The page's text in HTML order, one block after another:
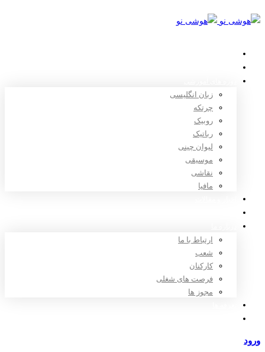
زبان انگلیسی
چرتکه
روبیک
رباتیک
لیوان چینی
موسیقی
نقاشی
مافیا
ارتباط با ما
شعب
کارکنان
فرصت های شغلی
مجوز ها
ورود